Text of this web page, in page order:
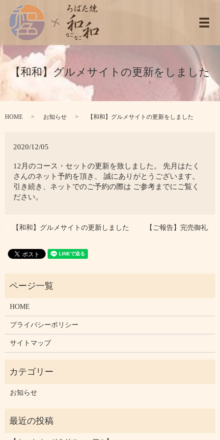
メ
【和和】グルメサイトの更新をしました
HOME お知らせ 【和和】グルメサイトの更新をしました
2020/12/05
12月のコース・セットの更新を致しました。 先月はたく
さんのネット予約を頂き、 誠にありがとうございます。
引き続き、ネットでのご予約の際は ご参考までにご覧く
ださい。
【和和】グルメサイトの更新しました 【ご報告】完売御礼
HOME
プライバシーポリシー
サイトマップ
お知らせ